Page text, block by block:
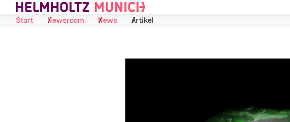
Skip to Content
Start
Newsroom News Artikel